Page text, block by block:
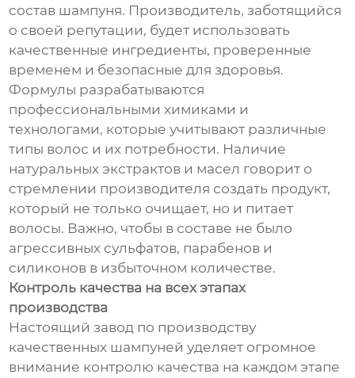
состав шампуня. Производитель, заботящийся
о своей репутации, будет использовать
качественные ингредиенты, проверенные
временем и безопасные для здоровья.
Формулы разрабатываются
профессиональными химиками и
технологами, которые учитывают различные
типы волос и их потребности. Наличие
натуральных экстрактов и масел говорит о
стремлении производителя создать продукт,
который не только очищает, но и питает
волосы. Важно, чтобы в составе не было
агрессивных сульфатов, парабенов и
силиконов в избыточном количестве.
Контроль качества на всех этапах
производства
Настоящий завод по производству
качественных шампуней уделяет огромное
внимание контролю качества на каждом этапе